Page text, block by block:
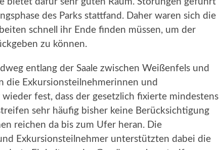
des Parks stattfand. Daher waren sich die
schnell ihr Ende finden müssen, um der
zu können.
entlang der Saale zwischen Weißenfels und
die Exkursionsteilnehmerinnen und
fest, dass der gesetzlich fixierte mindestens
sehr häufig bisher keine Berücksichtigung
reichen da bis zum Ufer heran. Die
Exkursionsteilnehmer unterstützten dabei die